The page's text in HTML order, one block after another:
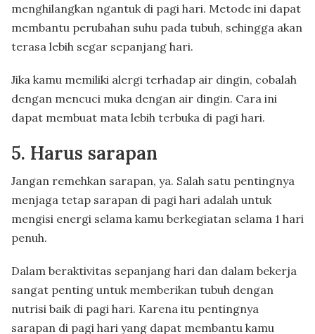
menghilangkan ngantuk di pagi hari. Metode ini dapat
membantu perubahan suhu pada tubuh, sehingga akan
terasa lebih segar sepanjang hari.
Jika kamu memiliki alergi terhadap air dingin, cobalah
dengan mencuci muka dengan air dingin. Cara ini
dapat membuat mata lebih terbuka di pagi hari.
5. Harus sarapan
Jangan remehkan sarapan, ya. Salah satu pentingnya
menjaga tetap sarapan di pagi hari adalah untuk
mengisi energi selama kamu berkegiatan selama 1 hari
penuh.
Dalam beraktivitas sepanjang hari dan dalam bekerja
sangat penting untuk memberikan tubuh dengan
nutrisi baik di pagi hari. Karena itu pentingnya
sarapan di pagi hari yang dapat membantu kamu